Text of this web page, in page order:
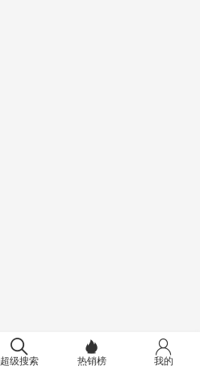
超级搜索 热销榜 我的